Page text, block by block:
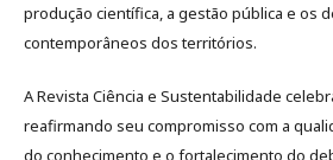
produção científica, a gestão pública e os
contemporâneos dos territórios.
A Revista Ciência e Sustentabilidade
reafirmando seu compromisso com a
do conhecimento e o fortalecimento do